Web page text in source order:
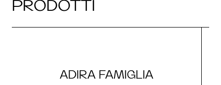
PRODOTTI
ADIRA FAMIGLIA